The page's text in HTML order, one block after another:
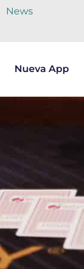
News
Nueva App